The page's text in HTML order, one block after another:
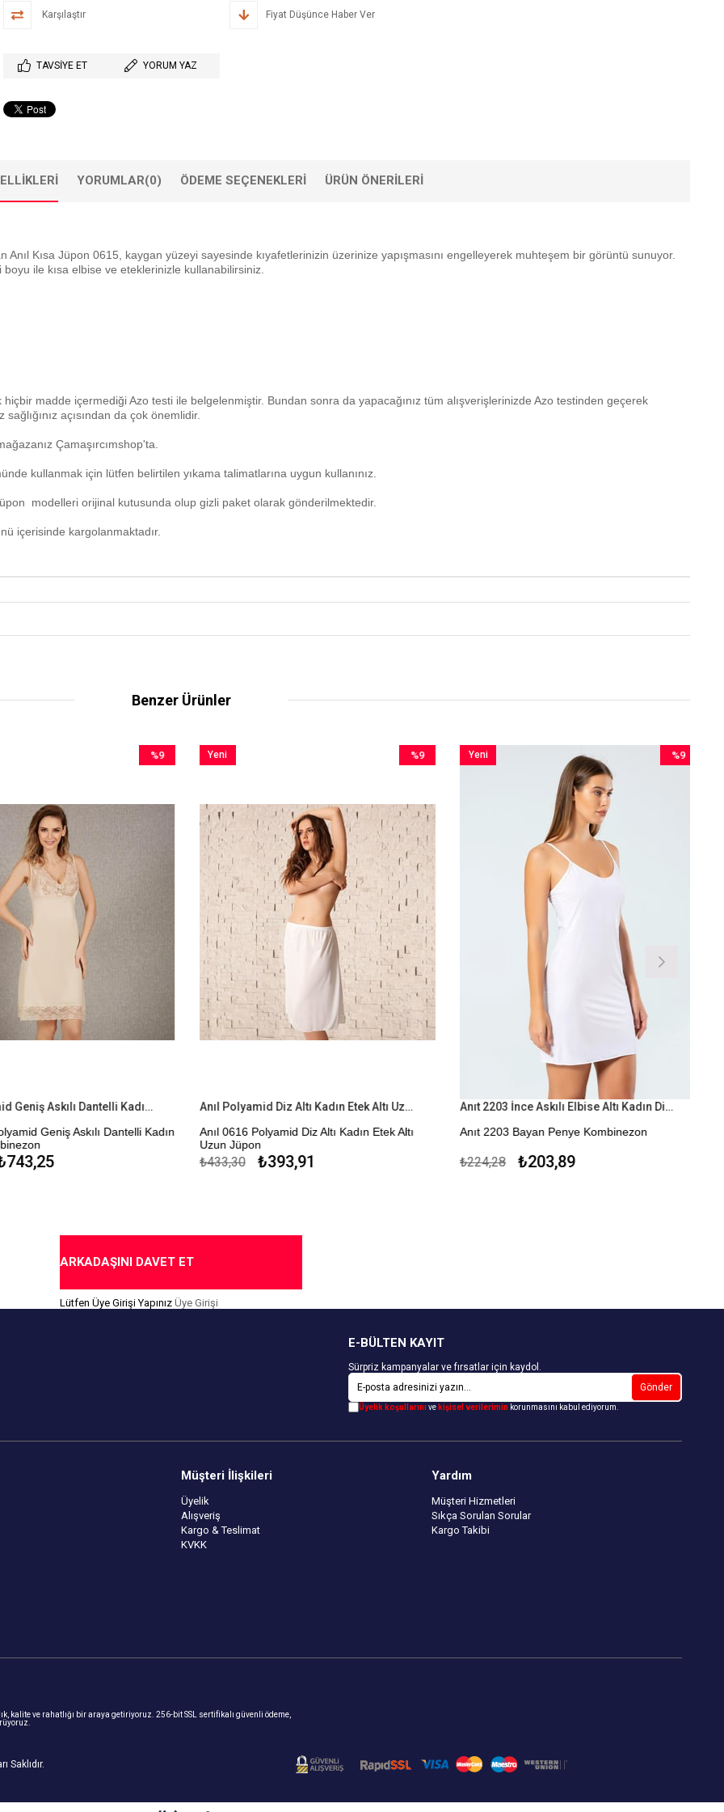
Karşılaştır Fiyat Düşünce Haber Ver
TAVSIYE ET YORUM YAZ
YORUMLAR(0) ÖDEME SEÇENEKLERI ÜRÜN ÖNERILERI
Kısa Jüpon 0615, kaygan yüzeyi sayesinde kıyafetlerinizin üzerinize yapışmasını engelleyerek muhteşem bir görüntü sunuyor.
ile kısa elbise ve eteklerinizle kullanabilirsiniz.
madde içermediği Azo testi ile belgelenmiştir. Bundan sonra da yapacağınız tüm alışverişlerinizde Azo testinden geçerek
açısından da çok önemlidir.
Çamaşırcımshop'ta.
kullanmak için lütfen belirtilen yıkama talimatlarına uygun kullanınız.
modelleri orijinal kutusunda olup gizli paket olarak gönderilmektedir.
içerisinde kargolanmaktadır.
Benzer Ürünler
Anıl Polyamid Geniş Askılı Dantelli Kadın Diz Altı Kombinezon
Geniş Askılı Dantelli Kadın
Seçeneği
%9
Anıl Polyamid Diz Altı Kadın Etek Altı Uzun Jüpon
Anıl 0616 Polyamid Diz Altı Kadın Etek Altı
Uzun Jüpon
Kapıda Ödeme Seçeneği
₺393,91
₺433,30
%9
Yeni
Anıt 2203 İnce Askılı Elbise Altı Kadın Diz Üstü Kombinezon
Anıt 2203 Bayan Penye Kombinezon
Özel kumaşı ile gün boyu rahat ile hissettirir.
₺203,89
₺224,28
%9
Yeni
ARKADAŞINI DAVET ET
Lütfen Üye Girişi Yapınız Üye Girişi
E-BÜLTEN KAYIT
Sürpriz kampanyalar ve fırsatlar için kaydol.
Gönder
Üyelik koşullarınıve kişisel verileriminkorunmasını kabul ediyorum.
Müşteri İlişkileri
Üyelik
Alışveriş
Kargo & Teslimat
KVKK
Yardım
Müşteri Hizmetleri
Sıkça Sorulan Sorular
Kargo Takibi
kalite ve rahatlığı bir araya getiriyoruz. 256-bit SSL sertifikalı güvenli ödeme,
Saklıdır.